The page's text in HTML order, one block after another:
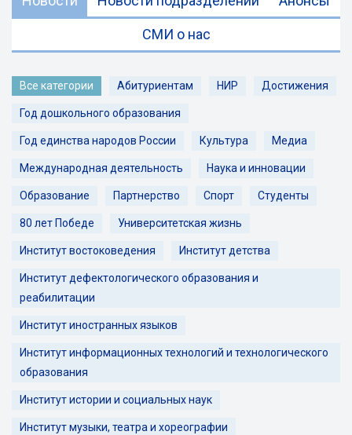
СМИ о нас
Все категории Абитуриентам НИР Достижения
Год дошкольного образования
Год единства народов России Культура Медиа
Международная деятельность Наука и инновации
Образование Партнерство Спорт Студенты
80 лет Победе Университетская жизнь
Институт востоковедения Институт детства
Институт дефектологического образования и
реабилитации
Институт иностранных языков
Институт информационных технологий и технологического
образования
Институт истории и социальных наук
Институт музыки, театра и хореографии